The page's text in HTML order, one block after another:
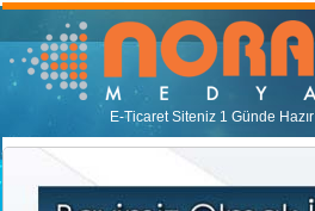
E-Ticaret Siteniz 1 Günde Hazır